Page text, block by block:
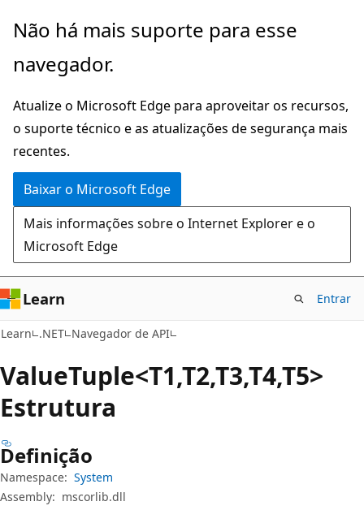
Pular
o
principal
Ignore
passe
a
navegação
na
página
Não há mais suporte para esse
navegador.
Atualize o Microsoft Edge para aproveitar os recursos,
o suporte técnico e as atualizações de segurança mais
recentes.
Baixar o Microsoft Edge
Mais informações sobre o Internet Explorer e o
Microsoft Edge
Learn Entrar
Learn .NET Navegador de API
ValueTuple<T1,T2,T3,T4,T5>
Estrutura
Definição
Namespace: System
Assembly: mscorlib.dll